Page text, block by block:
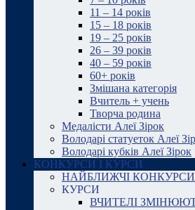
11 – 14 років
15 – 18 років
19 – 25 років
26 – 39 років
40 – 59 років
60+ років
Змішана категорія
Вчитель + учень
Творча родина
Медалісти Алеї Зірок
Володарі статуеток Алеї
Володарі кубків Алеї Зірок
КОНКУРСИ І КУРСИ
НАЙБЛИЖЧІ КОНКУРСИ
КУРСИ
ВЧИТЕЛІ